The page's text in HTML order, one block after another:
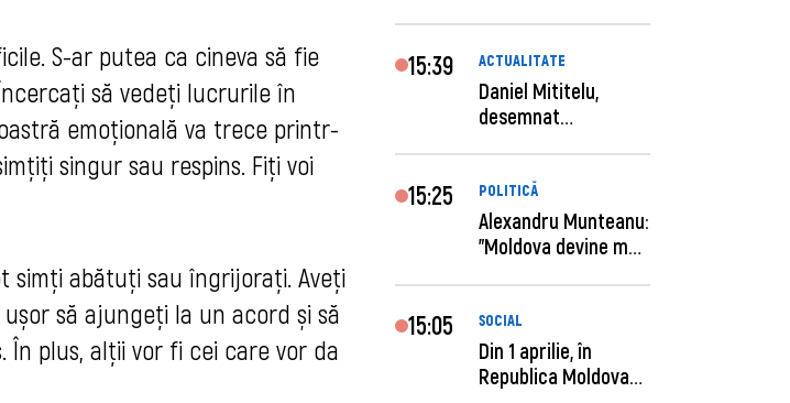
S-ar putea ca cineva să fie
să vedeți lucrurile în
emoțională va trece printr-
singur sau respins. Fiţi voi
simţi abătuţi sau îngrijoraţi. Aveți
să ajungeți la un acord și să
plus, alții vor fi cei care vor da
15:39 ACTUALITATE
Daniel Mititelu,
desemnat
15:25 POLITICĂ
Alexandru Munteanu:
"Moldova devine mai
15:05 SOCIAL
Din 1 aprilie, în
Republica Moldova